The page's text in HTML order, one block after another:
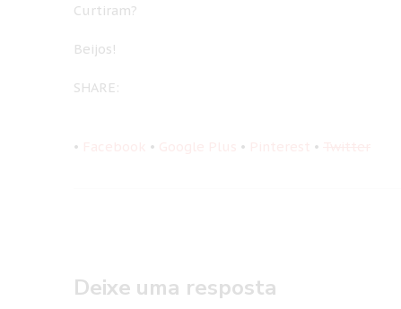
Curtiram?
Beijos!
SHARE:
• • • •
Deixe uma resposta